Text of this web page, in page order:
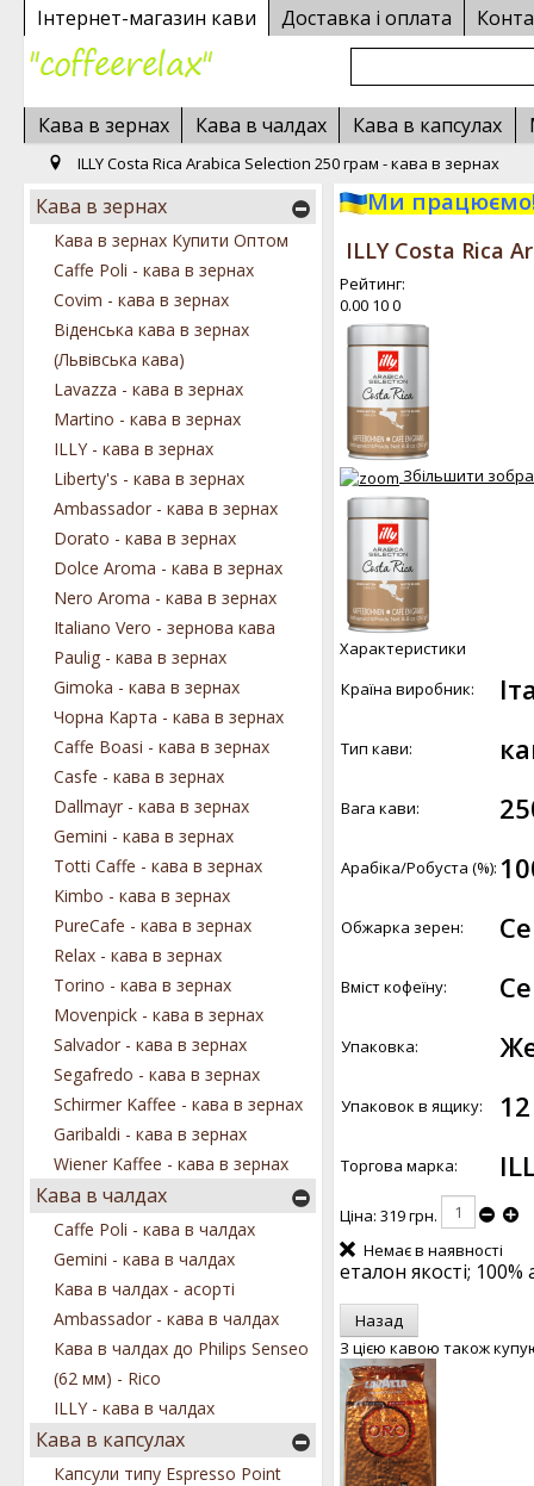
Інтернет-магазин кави Доставка і оплата
Кава в зернах Кава в чалдах Кава в капсулах
ILLY Costa Rica Arabica Selection 250 грам - кава в зернах
Ми працюємо!
ILLY Costa Rica
Рейтинг:
0.00 100
Збільшити
Характеристики
Країна виробник:
Тип кави:
Вага кави:
Арабіка/Робуста (%):
Обжарка зерен:
Вміст кофеїну:
Упаковка:
Упаковок в ящику:
Торгова марка:
Ціна: 319 грн.
Немає в наявності
еталон якості; 100%
З цією кавою також
Кава в зернах
Кава в зернах Купити Оптом
Caffe Poli - кава в зернах
Covim - кава в зернах
Віденська кава в зернах
(Львівська кава)
Lavazza - кава в зернах
Martino - кава в зернах
ILLY - кава в зернах
Liberty's - кава в зернах
Ambassador - кава в зернах
Dorato - кава в зернах
Dolce Aroma - кава в зернах
Nero Aroma - кава в зернах
Italiano Vero - зернова кава
Paulig - кава в зернах
Gimoka - кава в зернах
Чорна Карта - кава в зернах
Caffe Boasi - кава в зернах
Casfe - кава в зернах
Dallmayr - кава в зернах
Gemini - кава в зернах
Totti Caffe - кава в зернах
Kimbo - кава в зернах
PureCafe - кава в зернах
Relax - кава в зернах
Torino - кава в зернах
Movenpick - кава в зернах
Salvador - кава в зернах
Segafredo - кава в зернах
Schirmer Kaffee - кава в зернах
Garibaldi - кава в зернах
Wiener Kaffee - кава в зернах
Кава в чалдах
Caffe Poli - кава в чалдах
Gemini - кава в чалдах
Кава в чалдах - асорті
Ambassador - кава в чалдах
Кава в чалдах до Philips Senseo
(62 мм) - Rico
ILLY - кава в чалдах
Кава в капсулах
Капсули типу Espresso Point